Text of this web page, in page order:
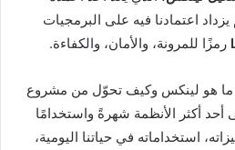
اعتمادنا فيه على البرمجيات
رمزًا للمرونة، والأمان، والكفاءة.
هو لينكس وكيف تحوّل من مشروع
أكثر الأنظمة شهرةً واستخدامًا
استخداماته في حياتنا اليومية،